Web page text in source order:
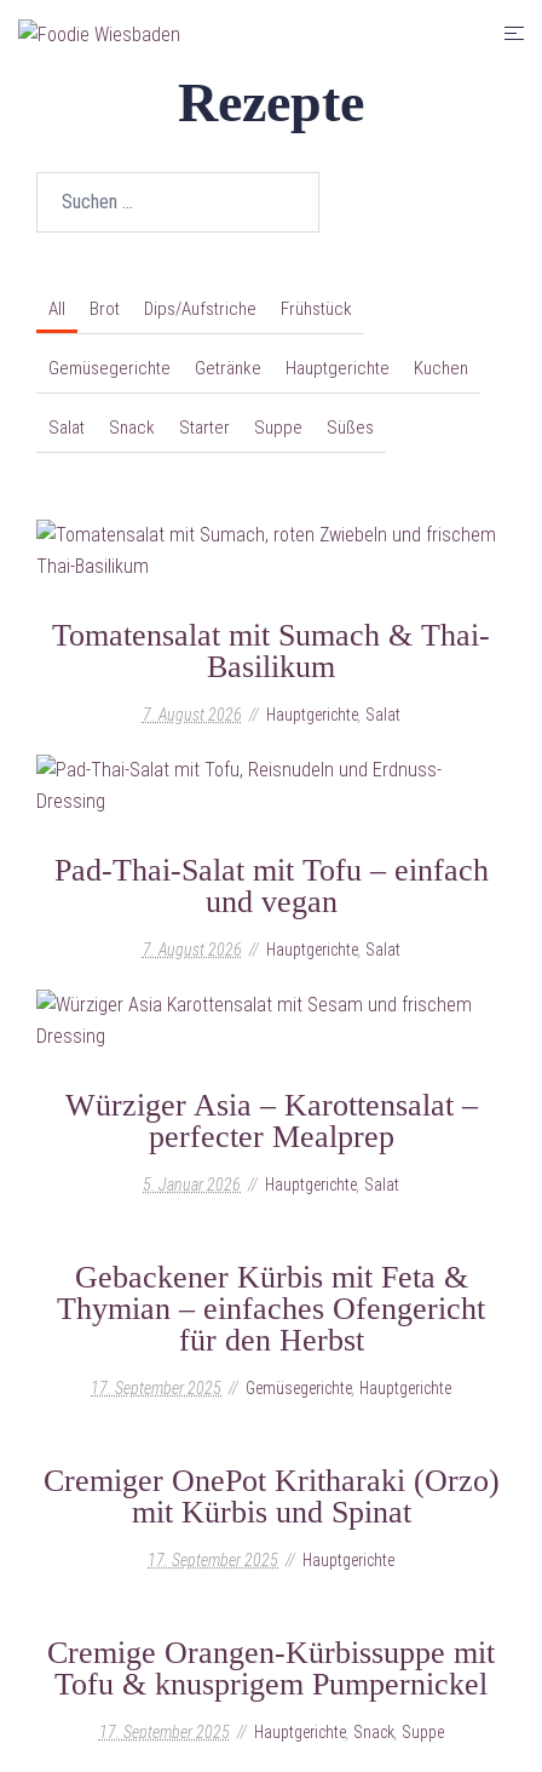
Zum
Inhalt
Rezepte
All Brot Dips/Aufstriche Frühstück
Gemüsegerichte Getränke Hauptgerichte Kuchen
Salat Snack Starter Suppe Süßes
Tomatensalat mit Sumach & Thai-
Basilikum
7. August 2026 Hauptgerichte, Salat
Pad-Thai-Salat mit Tofu – einfach
und vegan
7. August 2026 Hauptgerichte, Salat
Würziger Asia – Karottensalat –
perfecter Mealprep
5. Januar 2026 Hauptgerichte Salat
Gebackener Kürbis mit Feta &
Thymian – einfaches Ofengericht
für den Herbst
17. September 2025 Gemüsegerichte Hauptgerichte
Cremiger OnePot Kritharaki (Orzo)
mit Kürbis und Spinat
17. September 2025 Hauptgerichte
Cremige Orangen-Kürbissuppe mit
Tofu & knusprigem Pumpernickel
17. September 2025 Hauptgerichte, Snack, Suppe